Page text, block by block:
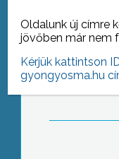
lengyel
Oldalunk új címre
jövőben már nem
Kérjük kattintson
gyongyosma.hu